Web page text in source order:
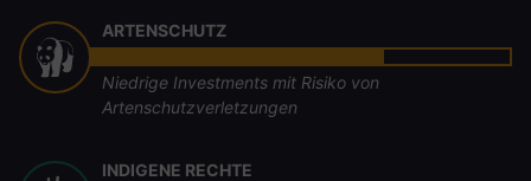
ARTENSCHUTZ
Niedrige Investments mit Risiko von
Artenschutzverletzungen
INDIGENE RECHTE